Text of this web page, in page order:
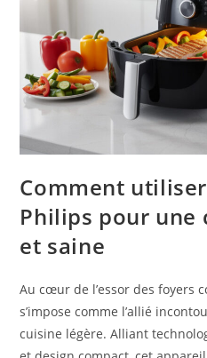
Comment
Philips pour une
et saine
Au cœur de l’essor des foyers
s’impose comme l’allié
cuisine légère. Alliant